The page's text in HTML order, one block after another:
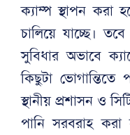
ক্যাম্প স্থাপন করা
চালিয়ে যাচ্ছে।
সুবিধার অভাবে
কিছুটা ভোগান্তিতে
স্থানীয় প্রশাসন ও
পানি সরবরাহ করা